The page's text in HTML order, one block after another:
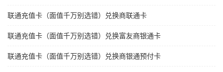
联通充值卡（面值千万别选错）兑换商联通卡
联通充值卡（面值千万别选错）兑换富友商银通卡
联通充值卡（面值千万别选错）兑换商银通预付卡